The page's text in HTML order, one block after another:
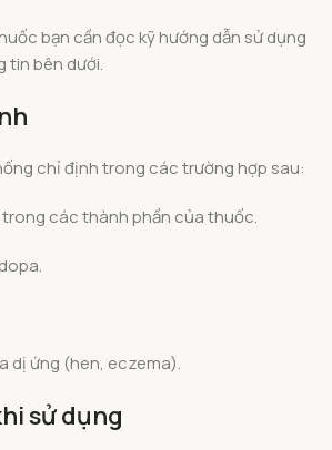
bạn cần đọc kỹ hướng dẫn sử dụng
tin bên dưới.
chỉ định trong các trường hợp sau:
trong các thành phần của thuốc.
dị ứng (hen, eczema).
sử dụng